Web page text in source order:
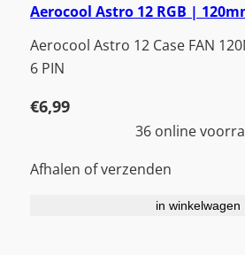
Aerocool Astro 12 RGB |
Aerocool Astro 12 Case FAN
6 PIN
€6,99
36 online
Afhalen of verzenden
in winkelwagen